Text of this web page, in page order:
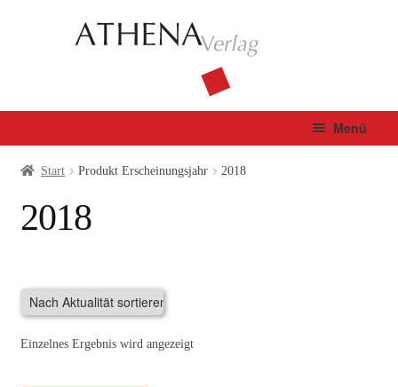
Menü
Verlag
Start Produkt Erscheinungsjahr 2018
2018
Einzelnes Ergebnis wird angezeigt